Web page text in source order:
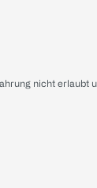
nicht erlaubt